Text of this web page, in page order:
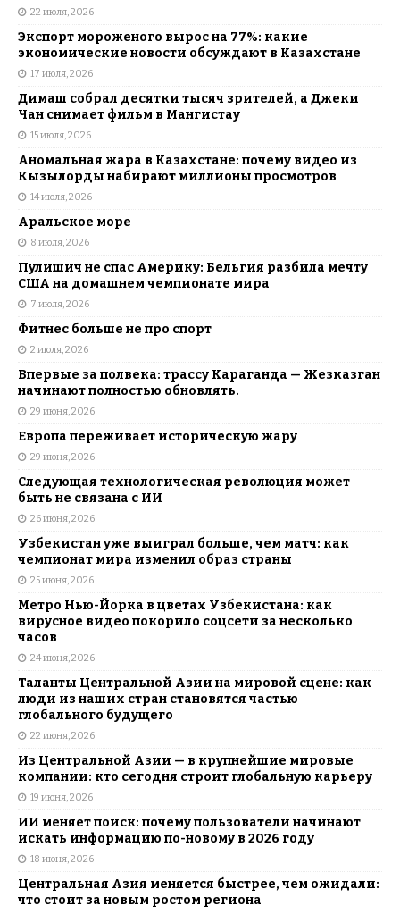
22 июля, 2026
Экспорт мороженого вырос на 77%: какие
экономические новости обсуждают в Казахстане
17 июля, 2026
Димаш собрал десятки тысяч зрителей, а Джеки
Чан снимает фильм в Мангистау
15 июля, 2026
Аномальная жара в Казахстане: почему видео из
Кызылорды набирают миллионы просмотров
14 июля, 2026
Аральское море
8 июля, 2026
Пулишич не спас Америку: Бельгия разбила мечту
США на домашнем чемпионате мира
7 июля, 2026
Фитнес больше не про спорт
2 июля, 2026
Впервые за полвека: трассу Караганда — Жезказган
начинают полностью обновлять.
29 июня, 2026
Европа переживает историческую жару
29 июня, 2026
Следующая технологическая революция может
быть не связана с ИИ
26 июня, 2026
Узбекистан уже выиграл больше, чем матч: как
чемпионат мира изменил образ страны
25 июня, 2026
Метро Нью-Йорка в цветах Узбекистана: как
вирусное видео покорило соцсети за несколько
часов
24 июня, 2026
Таланты Центральной Азии на мировой сцене: как
люди из наших стран становятся частью
глобального будущего
22 июня, 2026
Из Центральной Азии — в крупнейшие мировые
компании: кто сегодня строит глобальную карьеру
19 июня, 2026
ИИ меняет поиск: почему пользователи начинают
искать информацию по-новому в 2026 году
18 июня, 2026
Центральная Азия меняется быстрее, чем ожидали:
что стоит за новым ростом региона